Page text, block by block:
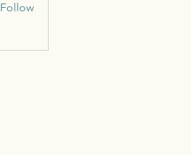
Follow